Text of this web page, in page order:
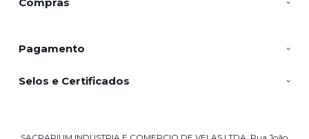
Compras
Pagamento
Selos e Certificados